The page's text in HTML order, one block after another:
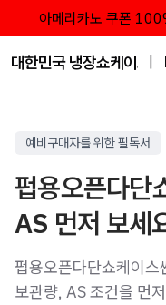
아메리카노 쿠폰
대한민국 냉장쇼케이스
예비구매자를 위한 필독서
펍용오픈다단
AS 먼저 보세
펍용오픈다단쇼케이스
보관량, AS 조건을 먼